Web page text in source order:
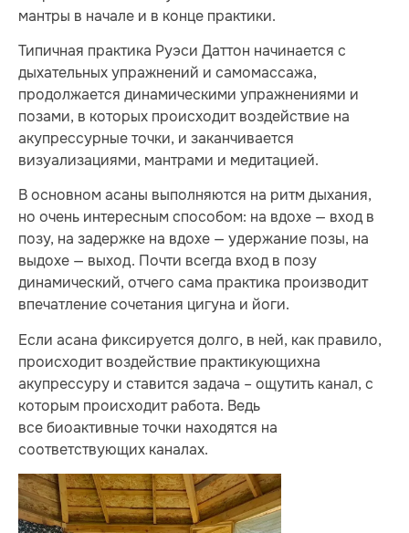
мантры в начале и в конце практики.
Типичная практика Руэси Даттон начинается с
дыхательных упражнений и самомассажа,
продолжается динамическими упражнениями и
позами, в которых происходит воздействие на
акупрессурные точки, и заканчивается
визуализациями, мантрами и медитацией.
В основном асаны выполняются на ритм дыхания,
но очень интересным способом: на вдохе — вход в
позу, на задержке на вдохе — удержание позы, на
выдохе — выход. Почти всегда вход в позу
динамический, отчего сама практика производит
впечатление сочетания цигуна и йоги.
Если асана фиксируется долго, в ней, как правило,
происходит воздействие практикующихна
акупрессуру и ставится задача – ощутить канал, с
которым происходит работа. Ведь
все биоактивные точки находятся на
соответствующих каналах.